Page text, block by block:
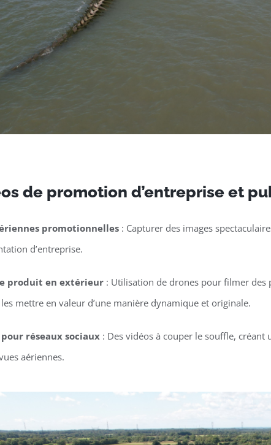
de promotion d’entreprise et
promotionnelles: Capturer des images
d’entreprise.
produit en extérieur: Utilisation de drones pour filmer des
mettre en valeur d’une manière dynamique et originale.
réseaux sociaux: Des vidéos à couper le souffle, créant
aériennes.